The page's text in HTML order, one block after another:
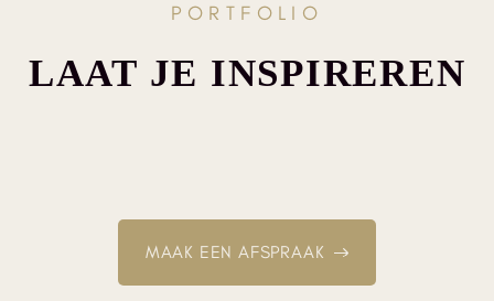
PORTFOLIO
LAAT JE INSPIREREN
MAAK EEN AFSPRAAK